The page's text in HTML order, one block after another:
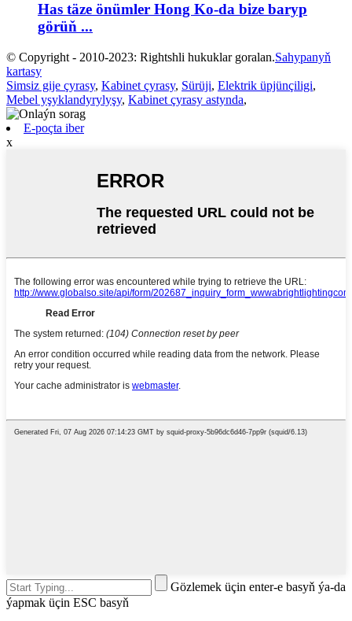
Has täze önümler Hong Ko-da bize baryp
görüň ...
© Copyright - 2010-2023: Rightshli hukuklar goralan.Sahypanyň
kartasy
Simsiz gije çyrasy, Kabinet çyrasy, Sürüji, Elektrik üpjünçiligi,
Mebel yşyklandyrylyşy, Kabinet çyrasy astynda,
E-poçta iber
x
Gözlemek üçin enter-e basyň ýa-da
ýapmak üçin ESC basyň